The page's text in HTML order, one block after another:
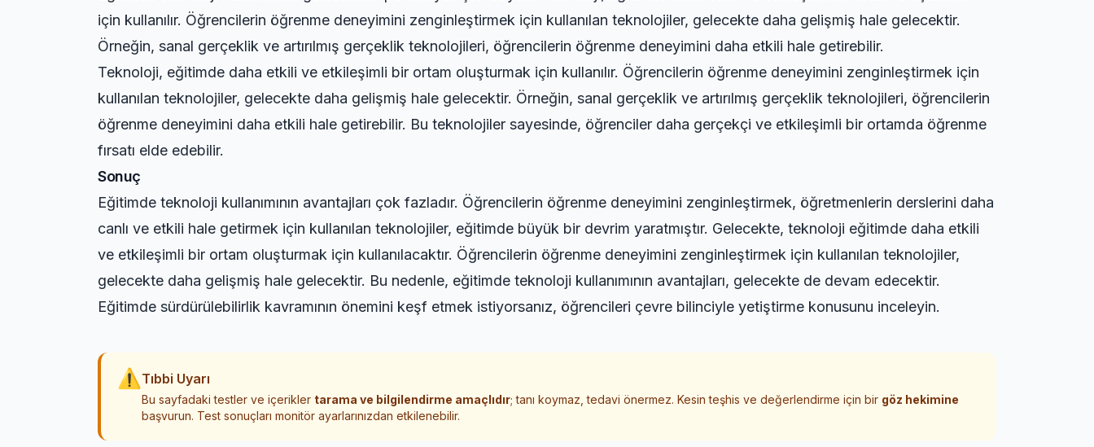
için kullanılır. Öğrencilerin öğrenme deneyimini zenginleştirmek için kullanılan teknolojiler, gelecekte daha gelişmiş hale gelecektir.
Örneğin, sanal gerçeklik ve artırılmış gerçeklik teknolojileri, öğrencilerin öğrenme deneyimini daha etkili hale getirebilir.
Teknoloji, eğitimde daha etkili ve etkileşimli bir ortam oluşturmak için kullanılır. Öğrencilerin öğrenme deneyimini zenginleştirmek için
kullanılan teknolojiler, gelecekte daha gelişmiş hale gelecektir. Örneğin, sanal gerçeklik ve artırılmış gerçeklik teknolojileri, öğrencilerin
öğrenme deneyimini daha etkili hale getirebilir. Bu teknolojiler sayesinde, öğrenciler daha gerçekçi ve etkileşimli bir ortamda öğrenme
fırsatı elde edebilir.
Sonuç
Eğitimde teknoloji kullanımının avantajları çok fazladır. Öğrencilerin öğrenme deneyimini zenginleştirmek, öğretmenlerin derslerini daha
canlı ve etkili hale getirmek için kullanılan teknolojiler, eğitimde büyük bir devrim yaratmıştır. Gelecekte, teknoloji eğitimde daha etkili
ve etkileşimli bir ortam oluşturmak için kullanılacaktır. Öğrencilerin öğrenme deneyimini zenginleştirmek için kullanılan teknolojiler,
gelecekte daha gelişmiş hale gelecektir. Bu nedenle, eğitimde teknoloji kullanımının avantajları, gelecekte de devam edecektir.
Eğitimde sürdürülebilirlik kavramının önemini keşf etmek istiyorsanız, öğrencileri çevre bilinciyle yetiştirme konusunu inceleyin.
⚠ Tıbbi Uyarı
Bu sayfadaki testler ve içerikler tarama ve bilgilendirme amaçlıdır; tanı koymaz, tedavi önermez. Kesin teşhis ve değerlendirme için bir göz hekimine
başvurun. Test sonuçları monitör ayarlarınızdan etkilenebilir.